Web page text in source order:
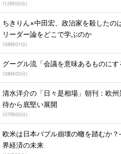
(12時00分)
ちきりん×中田宏、政治家を殺したの
リーダー論をどこで学ぶのか
(08時01分)
グーグル流「会議を意味あるものにす
(08時00分)
清水洋介の「日々是相場」朝刊：欧
待から底堅い展開
(07時00分)
欧米は日本バブル崩壊の轍を踏むか
界経済の未来